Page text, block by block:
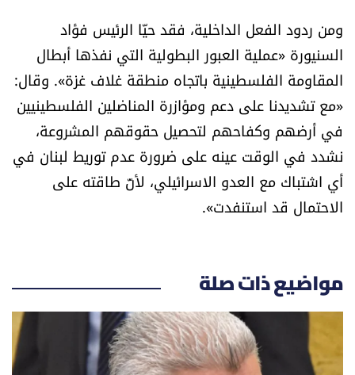
ومن ردود الفعل الداخلية، فقد حيّا الرئيس فؤاد
السنيورة «عملية العبور البطولية التي نفذها أبطال
المقاومة الفلسطينية باتجاه منطقة غلاف غزة». وقال:
«مع تشديدنا على دعم ومؤازرة المناضلين الفلسطينيين
في أرضهم وكفاحهم لتحصيل حقوقهم المشروعة،
نشدد في الوقت عينه على ضرورة عدم توريط لبنان في
أي اشتباك مع العدو الاسرائيلي، لأنّ طاقته على
الاحتمال قد استنفدت».
مواضيع ذات صلة